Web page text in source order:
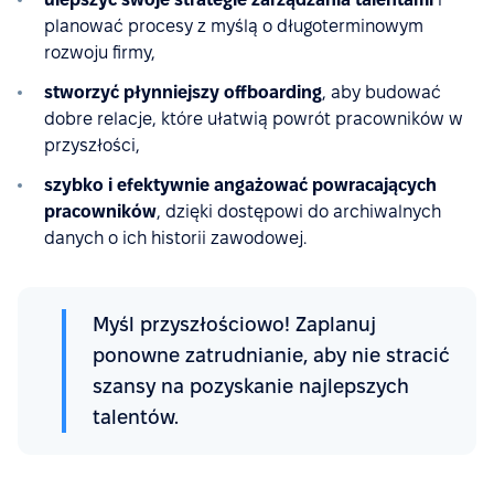
planować procesy z myślą o długoterminowym
rozwoju firmy,
stworzyć płynniejszy offboarding, aby budować
dobre relacje, które ułatwią powrót pracowników w
przyszłości,
szybko i efektywnie angażować powracających
pracowników, dzięki dostępowi do archiwalnych
danych o ich historii zawodowej.
Myśl przyszłościowo! Zaplanuj
ponowne zatrudnianie, aby nie stracić
szansy na pozyskanie najlepszych
talentów.